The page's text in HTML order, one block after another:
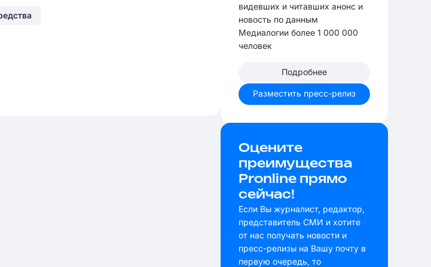
видевших и читавших анонс и
новость по данным
Медиалогии более 1 000 000
человек
Подробнее
Разместить пресс-релиз
Оцените
преимущества
Pronline прямо
сейчас!
Если Вы журналист, редактор,
представитель СМИ и хотите
от нас получать новости и
пресс-релизы на Вашу почту в
первую очередь, то